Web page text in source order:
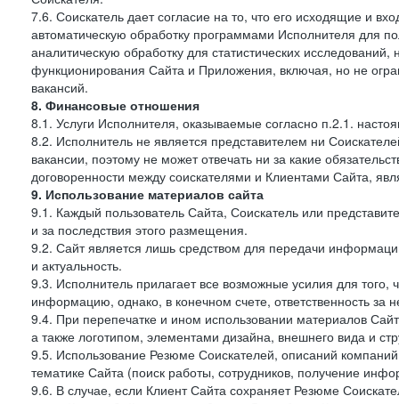
7.6. Соискатель дает согласие на то, что его исходящие и
автоматическую обработку программами Исполнителя для
аналитическую обработку для статистических
функционирования Сайта и Приложения, включая, но не
вакансий.
8. Финансовые отношения
8.1. Услуги Исполнителя, оказываемые согласно п.2.1.
8.2. Исполнитель не является представителем ни
вакансии, поэтому не может отвечать ни за какие
договоренности между соискателями и Клиентами Сайта,
9. Использование материалов сайта
9.1. Каждый пользователь Сайта, Соискатель или
и за последствия этого размещения.
9.2. Сайт является лишь средством для передачи
и актуальность.
9.3. Исполнитель прилагает все возможные усилия для
информацию, однако, в конечном счете, ответственность за
9.4. При перепечатке и ином использовании материалов
а также логотипом, элементами дизайна, внешнего вида и
9.5. Использование Резюме Соискателей, описаний
тематике Сайта (поиск работы, сотрудников, получение
9.6. В случае, если Клиент Сайта сохраняет Резюме